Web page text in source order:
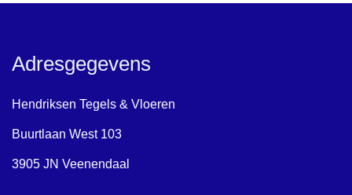
Adresgegevens
Hendriksen Tegels & Vloeren
Buurtlaan West 103
3905 JN Veenendaal